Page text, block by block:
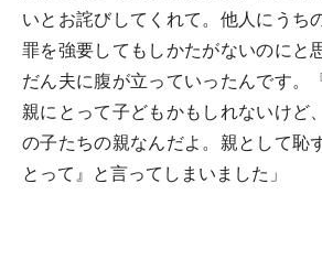
いとお詫びしてくれて。他人にうち
罪を強要してもしかたがないのにと
だん夫に腹が立っていったんです。
親にとって子どもかもしれないけど
の子たちの親なんだよ。親として恥
とって』と言ってしまいました」